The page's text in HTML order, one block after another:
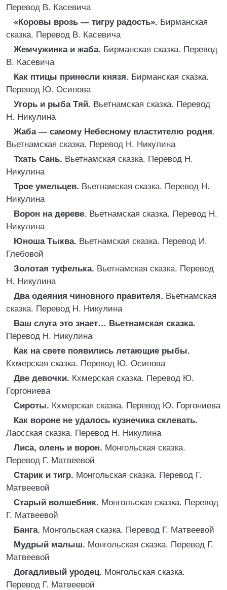
Перевод В. Касевича
«Коровы врозь — тигру радость». Бирманская
сказка. Перевод В. Касевича
Жемчужинка и жаба. Бирманская сказка. Перевод
В. Касевича
Как птицы принесли князя. Бирманская сказка.
Перевод Ю. Осипова
Угорь и рыба Тяй. Вьетнамская сказка. Перевод
Н. Никулина
Жаба — самому Небесному властителю родня.
Вьетнамская сказка. Перевод Н. Никулина
Тхать Сань. Вьетнамская сказка. Перевод Н.
Никулина
Трое умельцев. Вьетнамская сказка. Перевод Н.
Никулина
Ворон на дереве. Вьетнамская сказка. Перевод Н.
Никулина
Юноша Тыква. Вьетнамская сказка. Перевод И.
Глебовой
Золотая туфелька. Вьетнамская сказка. Перевод
Н. Никулина
Два одеяния чиновного правителя. Вьетнамская
сказка. Перевод Н. Никулина
Ваш слуга это знает… Вьетнамская сказка.
Перевод Н. Никулина
Как на свете появились летающие рыбы.
Кхмерская сказка. Перевод Ю. Осипова
Две девочки. Кхмерская сказка. Перевод Ю.
Горгониева
Сироты. Кхмерская сказка. Перевод Ю. Горгониева
Как вороне не удалось кузнечика склевать.
Лаосская сказка. Перевод Н. Никулина
Лиса, олень и ворон. Монгольская сказка.
Перевод Г. Матвеевой
Старик и тигр. Монгольская сказка. Перевод Г.
Матвеевой
Старый волшебник. Монгольская сказка. Перевод
Г. Матвеевой
Банга. Монгольская сказка. Перевод Г. Матвеевой
Мудрый малыш. Монгольская сказка. Перевод Г.
Матвеевой
Догадливый уродец. Монгольская сказка.
Перевод Г. Матвеевой